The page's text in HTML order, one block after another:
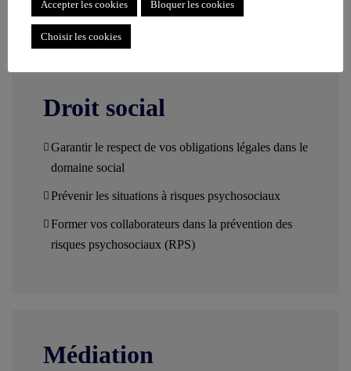
Droit social
Garantir le respect de vos obligations légales dans le
domaine social
Prévenir les situations à risques psychosociaux
Former vos collaborateurs dans la prévention des
risques psychosociaux (RPS)
Médiation
Accepter les cookies Bloquer les cookies
Choisir les cookies